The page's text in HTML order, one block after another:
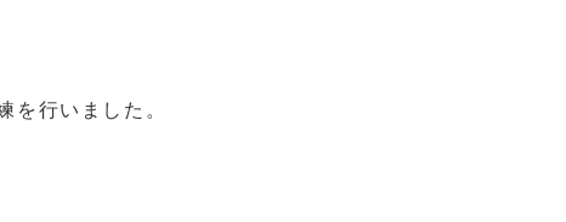
行いました。